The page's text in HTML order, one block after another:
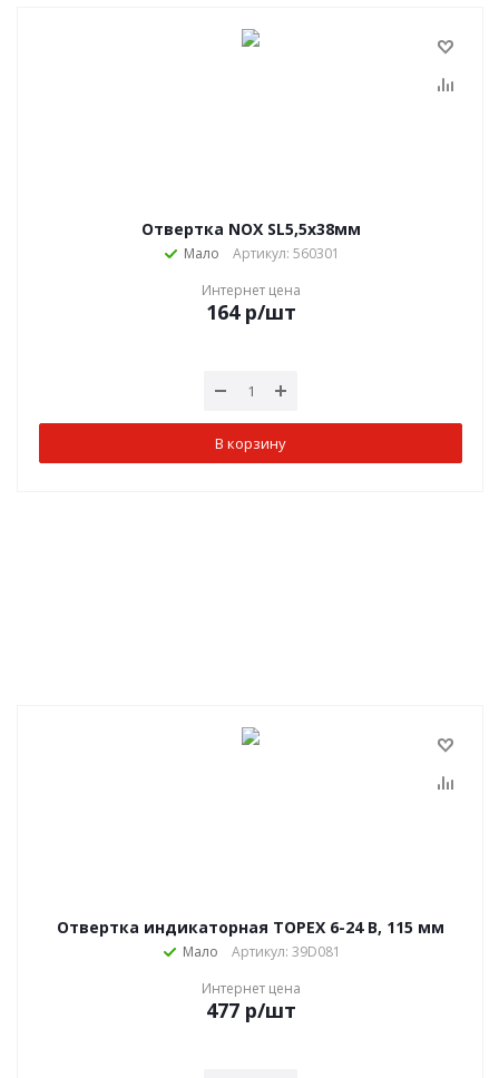
Отвертка NОХ SL5,5х38мм
Мало
Артикул: 560301
Интернет цена
164р/шт
В корзину
Отвертка индикаторная TOPEX 6-24 В, 115 мм
Мало
Артикул: 39D081
Интернет цена
477р/шт